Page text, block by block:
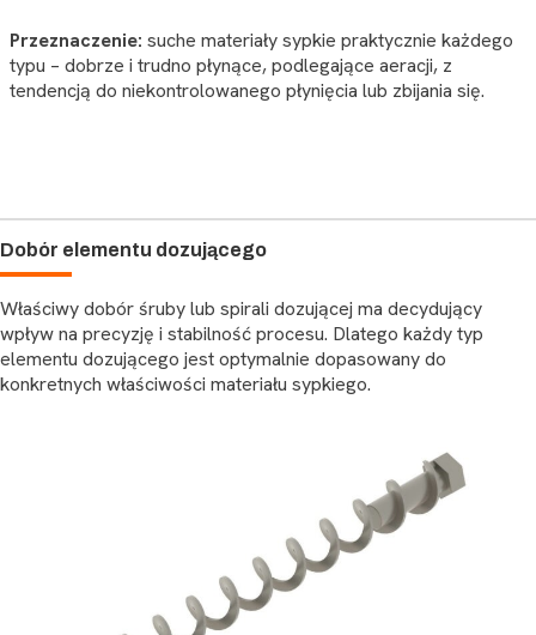
Przeznaczenie: suche materiały sypkie praktycznie każdego
typu – dobrze i trudno płynące, podlegające aeracji, z
tendencją do niekontrolowanego płynięcia lub zbijania się.
Dobór elementu dozującego
Właściwy dobór śruby lub spirali dozującej ma decydujący
wpływ na precyzję i stabilność procesu. Dlatego każdy typ
elementu dozującego jest optymalnie dopasowany do
konkretnych właściwości materiału sypkiego.